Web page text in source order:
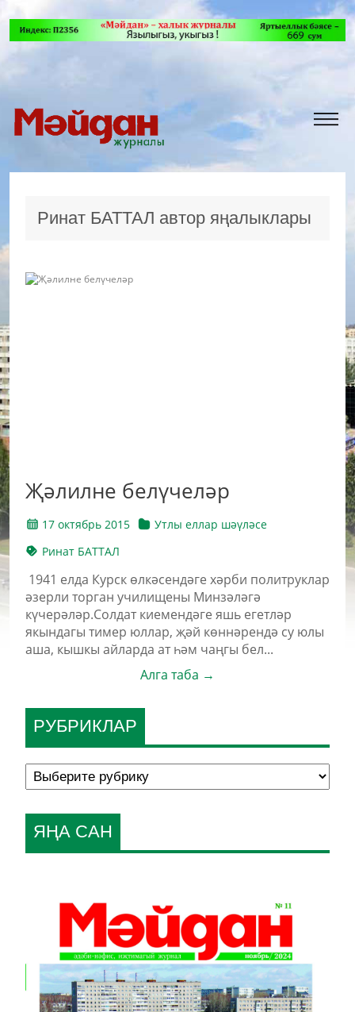
Ринат БАТТАЛ автор яңалыклары
Җәлилне белүчеләр
17 октябрь 2015
Утлы еллар шәүләсе
Ринат БАТТАЛ
1941 елда Курск өлкәсендәге хәрби политруклар
әзерли торган училищены Минзәләгә
күчерәләр.Солдат киемендәге яшь егетләр
якындагы тимер юллар, җәй көннәрендә су юлы
аша, кышкы айларда ат һәм чаңгы бел...
Алга таба →
РУБРИКЛАР
ЯҢА САН